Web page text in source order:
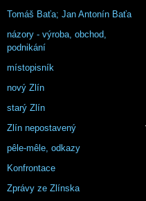
Tomáš Baťa; Jan Antonín Baťa
názory - výroba, obchod,
podnikání
místopisník
nový Zlín
starý Zlín
Zlín nepostavený
pêle-mêle, odkazy
Konfrontace
Zprávy ze Zlínska